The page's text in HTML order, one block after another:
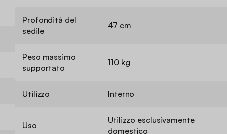
Profondità del
sedile
47 cm
Peso massimo
supportato
110 kg
Utilizzo Interno
Uso
Utilizzo esclusivamente
domestico